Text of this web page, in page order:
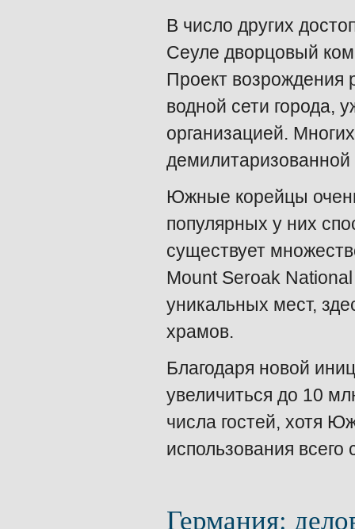
В число других
Сеуле дворцовый
Проект возрождения
водной сети города,
организацией.
Южные корейцы
популярных у них
существует
Mount Seroak
уникальных мест,
храмов.
Благодаря новой
увеличиться до 10
числа гостей, хотя
использования всего
Германия: